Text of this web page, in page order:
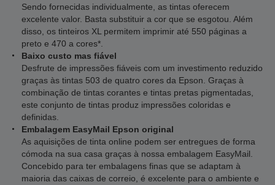
Sendo fornecidas individualmente, as tintas oferecem
excelente valor. Basta substituir a cor que se esgotou. Além
disso, os tinteiros XL permitem imprimir até 550 páginas a
preto e 470 a cores*.
Baixo custo mas fiável
Desfrute de impressões fiáveis com um investimento reduzido
graças às tintas 503 de quatro cores da Epson. Graças à
combinação de tintas corantes e tintas pretas pigmentadas,
este conjunto de tintas produz impressões coloridas e
definidas.
Embalagem EasyMail Epson original
As aquisições de tinta online podem ser entregues de forma
cómoda na sua casa graças à nossa embalagem EasyMail.
Concebido para ter embalagens finas que se adaptam à
maioria das caixas de correio, é excelente para o ambiente e